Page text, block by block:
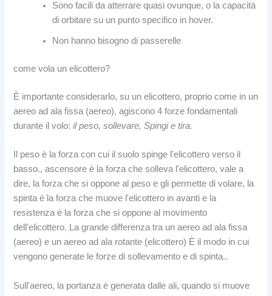
Sono facili da atterrare quasi ovunque, o la capacità
di orbitare su un punto specifico in hover.
Non hanno bisogno di passerelle
come vola un elicottero?
È importante considerarlo, su un elicottero, proprio come in un
aereo ad ala fissa (aereo), agiscono 4 forze fondamentali
durante il volo:il peso, sollevare, Spingi e tira.
Il peso è la forza con cui il suolo spinge l'elicottero verso il
basso., ascensore è la forza che solleva l'elicottero, vale a
dire, la forza che si oppone al peso e gli permette di volare, la
spinta è la forza che muove l'elicottero in avanti e la
resistenza è la forza che si oppone al movimento
dell'elicottero. La grande differenza tra un aereo ad ala fissa
(aereo) e un aereo ad ala rotante (elicottero) È il modo in cui
vengono generate le forze di sollevamento e di spinta..
Sull'aereo, la portanza è generata dalle ali, quando si muove